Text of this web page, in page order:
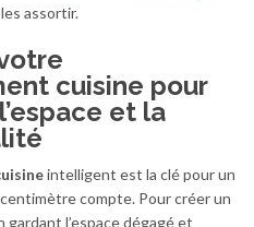
assortir.
cuisine pour
et la
intelligent est la clé pour un
compte. Pour créer un
gardant l’espace dégagé et